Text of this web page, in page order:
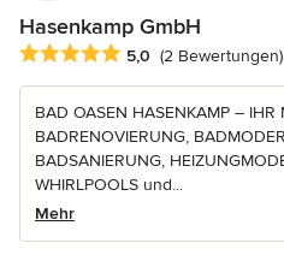
Hasenkamp GmbH
Durchschnittliche Bewertung: 5
5,0 (2 Bewertungen)
BAD OASEN HASENKAMP – IHR
BADRENOVIERUNG,
BADSANIERUNG,
WHIRLPOOLS und...
Mehr